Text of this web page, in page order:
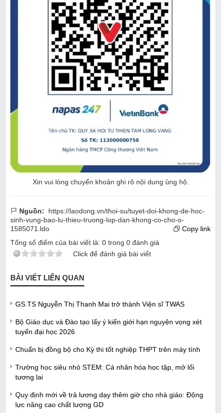
Xin vui lòng chuyển khoản ghi rõ nội dung ủng hộ.
Nguồn:
https://laodong.vn/thoi-su/tuyet-doi-khong-de-hoc-
sinh-vung-bao-lu-thieu-truong-lop-dan-khong-co-cho-o-
1585071.ldo
Copy link
Tổng số điểm của bài viết là: 0 trong 0 đánh giá
Click để đánh giá bài viết
BÀI VIẾT LIÊN QUAN
GS.TS Nguyễn Thị Thanh Mai trở thành Viện sĩ TWAS
Bộ Giáo dục và Đào tạo lấy ý kiến giới hạn nguyện vọng xét
tuyển đại học 2026
Chuẩn bị đồng bộ cho Kỳ thi tốt nghiệp THPT trên máy tính
Trường học siêu nhỏ STEM: Cá nhân hóa học tập, mở lối
tương lai
Quy định mới về trả lương dạy thêm giờ cho nhà giáo: Động
lực nâng cao chất lượng GD